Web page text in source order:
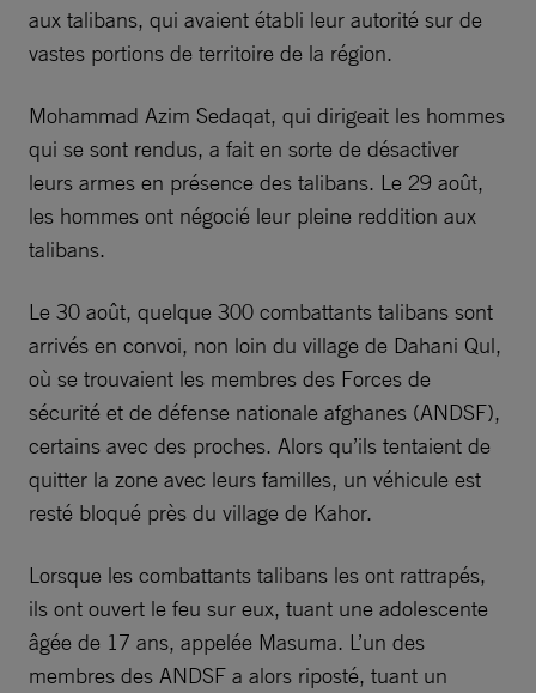
aux talibans, qui avaient établi leur autorité sur de
vastes portions de territoire de la région.
Mohammad Azim Sedaqat, qui dirigeait les hommes
qui se sont rendus, a fait en sorte de désactiver
leurs armes en présence des talibans. Le 29 août,
les hommes ont négocié leur pleine reddition aux
talibans.
Le 30 août, quelque 300 combattants talibans sont
arrivés en convoi, non loin du village de Dahani Qul,
où se trouvaient les membres des Forces de
sécurité et de défense nationale afghanes (ANDSF),
certains avec des proches. Alors qu’ils tentaient de
quitter la zone avec leurs familles, un véhicule est
resté bloqué près du village de Kahor.
Lorsque les combattants talibans les ont rattrapés,
ils ont ouvert le feu sur eux, tuant une adolescente
âgée de 17 ans, appelée Masuma. L’un des
membres des ANDSF a alors riposté, tuant un